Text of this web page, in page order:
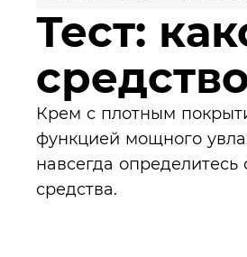
Тест:
Крем с плотным
функцией мощного
навсегда
средства.